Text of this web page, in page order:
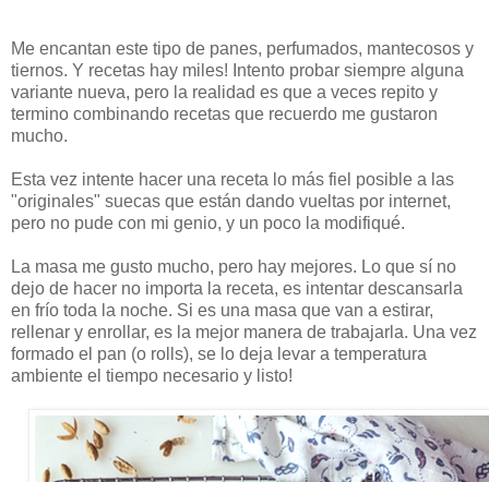
Me encantan este tipo de panes, perfumados, mantecosos y
tiernos. Y recetas hay miles! Intento probar siempre alguna
variante nueva, pero la realidad es que a veces repito y
termino combinando recetas que recuerdo me gustaron
mucho.
Esta vez intente hacer una receta lo más fiel posible a las
"originales" suecas que están dando vueltas por internet,
pero no pude con mi genio, y un poco la modifiqué.
La masa me gusto mucho, pero hay mejores. Lo que sí no
dejo de hacer no importa la receta, es intentar descansarla
en frío toda la noche. Si es una masa que van a estirar,
rellenar y enrollar, es la mejor manera de trabajarla. Una vez
formado el pan (o rolls), se lo deja levar a temperatura
ambiente el tiempo necesario y listo!